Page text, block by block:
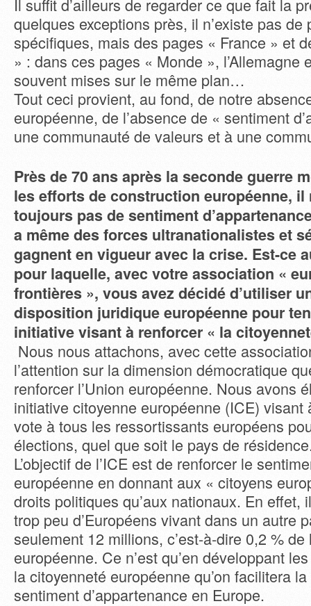
Il suffit d’ailleurs de regarder ce que fait la
quelques exceptions près, il n’existe pas de
spécifiques, mais des pages « France » et
» : dans ces pages « Monde », l’Allemagne
souvent mises sur le même plan…
Tout ceci provient, au fond, de notre
européenne, de l’absence de « sentiment
une communauté de valeurs et à une
Près de 70 ans après la seconde guerre
les efforts de construction européenne, il
toujours pas de sentiment
a même des forces ultranationalistes et
gagnent en vigueur avec la crise. Est-ce
pour laquelle, avec votre association «
frontières », vous avez décidé d’utiliser
disposition juridique européenne pour
initiative visant à renforcer « la
Nous nous attachons, avec cette
l’attention sur la dimension démocratique
renforcer l’Union européenne. Nous avons
initiative citoyenne européenne (ICE) visant
vote à tous les ressortissants européens
élections, quel que soit le pays de
L’objectif de l’ICE est de renforcer le
européenne en donnant aux « citoyens
droits politiques qu’aux nationaux. En effet,
trop peu d’Européens vivant dans un autre
seulement 12 millions, c’est-à-dire 0,2 %
européenne. Ce n’est qu’en développant
la citoyenneté européenne qu’on facilitera
sentiment d’appartenance en Europe.